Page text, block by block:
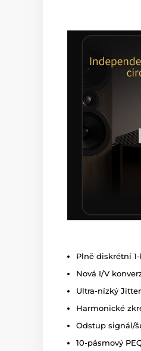
Plně diskrétní
Nová I/V
Ultra-nízký
Harmonické
Odstup signál/
10-pásmový